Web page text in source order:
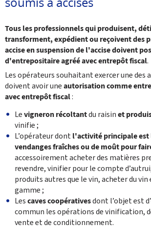
Tous les professionnels qui produisent,
transforment, expédient ou reçoivent des
accise en suspension de l'accise doivent
d'entrepositaire agréé avec entrepôt fiscal.
Les opérateurs souhaitant exercer une des
doivent avoir uneautorisation comme
avec entrepôt fiscal:
Levigneron récoltantdu raisinet
vinifie ;
L’opérateur dontl'activité principale est
vendanges fraîches ou de moût pour
accessoirement acheter des matières
revendre, vinifier pour le compte
produits autres que le vin, acheter du
gamme ;
Lescaves coopérativesdont l’objet est
commun les opérations de vinification,
vente et de conditionnement.